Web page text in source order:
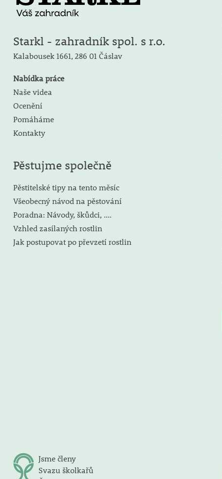
Starkl - zahradník spol. s r.o.
Kalabousek 1661, 286 01 Čáslav
Nabídka práce
Naše videa
Ocenění
Pomáháme
Kontakty
Pěstujme společně
Pěstitelské tipy na tento měsíc
Všeobecný návod na pěstování
Poradna: Návody, škůdci, ....
Vzhled zasílaných rostlin
Jak postupovat po převzetí rostlin
Jsme členy
Svazu školkařů